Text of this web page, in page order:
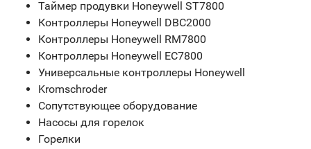
Таймер продувки Honeywell ST7800
Контроллеры Honeywell DBC2000
Контроллеры Honeywell RM7800
Контроллеры Honeywell EC7800
Универсальные контроллеры Honeywell
Kromschroder
Сопутствующее оборудование
Насосы для горелок
Горелки